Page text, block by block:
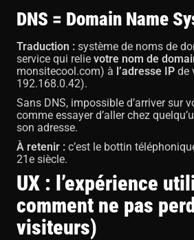
DNS = Domain Name
Traduction : système de noms de
service qui relie votre nom de
monsitecool.com) à l’adresse IP de
192.168.0.42).
Sans DNS, impossible d’arriver sur
comme essayer d’aller chez
son adresse.
À retenir : c’est le bottin
21e siècle.
UX : l’expérience
comment ne pas
visiteurs)